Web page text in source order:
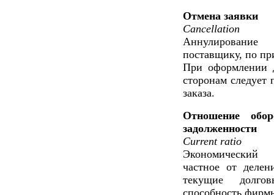
Отмена заявки
Cancellation
Аннулирование
поставщику, по
При оформлении
сторонам следует
заказа.
Отношение
задолженности
Current ratio
Экономический
частное от
текущие
способность